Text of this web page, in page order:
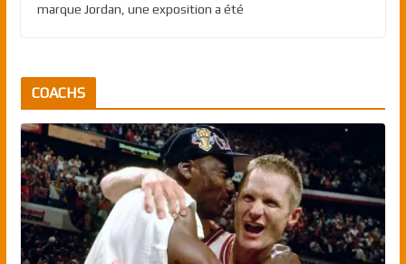
marque Jordan, une exposition a été
COACHS